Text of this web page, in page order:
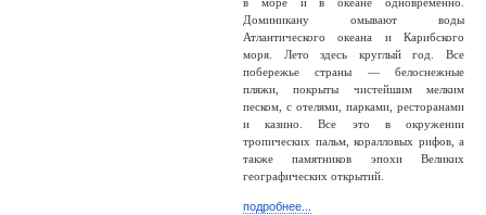
Доминикану омывают воды
Атлантического океана и Карибского
моря. Лето здесь круглый год. Все
побережье страны — белоснежные
пляжи, покрыты чистейшим мелким
песком, с отелями, парками, ресторанами
и казино. Все это в окружении
тропических пальм, коралловых рифов, а
также памятников эпохи Великих
географических открытий.
подробнее...